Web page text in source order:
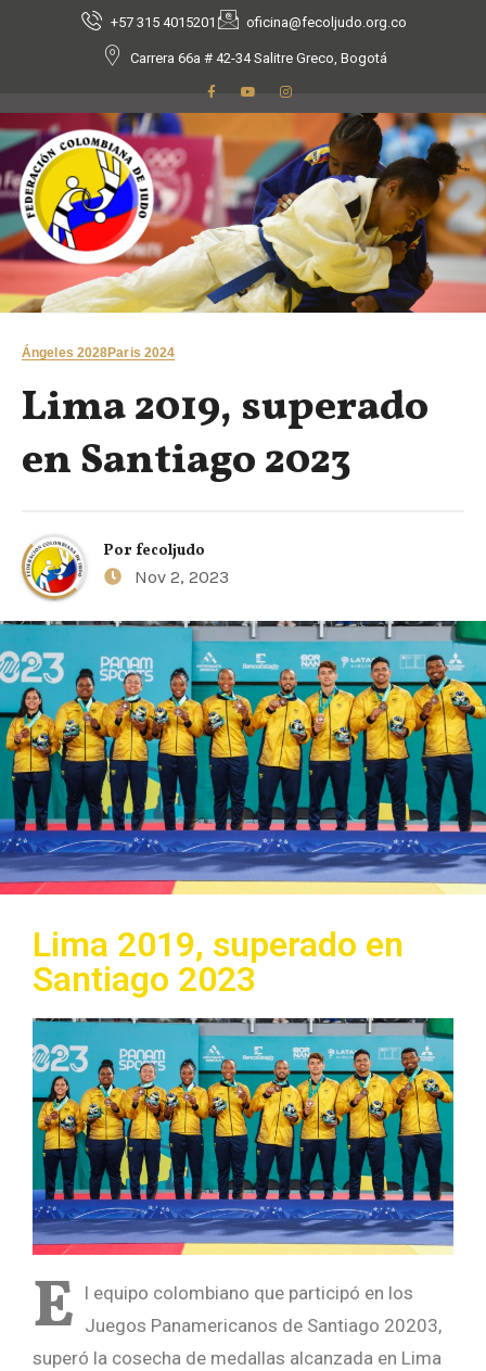
+57 315 4015201 oficina@fecoljudo.org.co
Carrera 66a # 42-34 Salitre Greco, Bogotá
Ángeles 2028Paris 2024
Lima 2019, superado
en Santiago 2023
Por fecoljudo
Nov 2, 2023
Lima 2019, superado en
Santiago 2023
E l equipo colombiano que participó en los
Juegos Panamericanos de Santiago 20203,
superó la cosecha de medallas alcanzada en Lima